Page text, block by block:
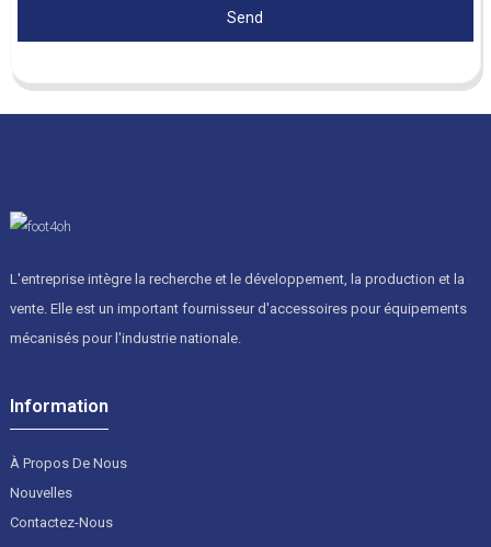
Send
L'entreprise intègre la recherche et le développement, la production et la
vente. Elle est un important fournisseur d'accessoires pour équipements
mécanisés pour l'industrie nationale.
Information
À Propos De Nous
Nouvelles
Contactez-Nous